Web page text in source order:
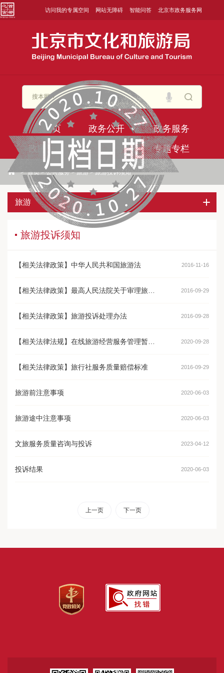
访问我的专属空间 网站无障碍 智能问答 北京市政务服务网
搜本网
首页 政务公开
政务服务
政民互动
公共服务 专题专栏
> 首页>公共服务>旅游>旅游投诉须知
旅游
旅游投诉须知
2016-11-16
【相关法律政策】中华人民共和国旅游法
2016-09-29
2016-09-28
【相关法律政策】旅游投诉处理办法
2020-09-28
2016-09-29
【相关法律政策】旅行社服务质量赔偿标准
2020-06-03
旅游前注意事项
2020-06-03
旅游途中注意事项
2023-04-12
文旅服务质量咨询与投诉
2020-06-03
投诉结果
上一页 下一页